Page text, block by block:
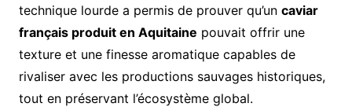
technique lourde a permis de prouver qu’un caviar
français produit en Aquitaine pouvait offrir une
texture et une finesse aromatique capables de
rivaliser avec les productions sauvages historiques,
tout en préservant l’écosystème global.